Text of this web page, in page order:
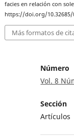
facies en relación con
https://doi.org/10.32685/
Más formatos de
Número
Vol. 8
Sección
Artículos